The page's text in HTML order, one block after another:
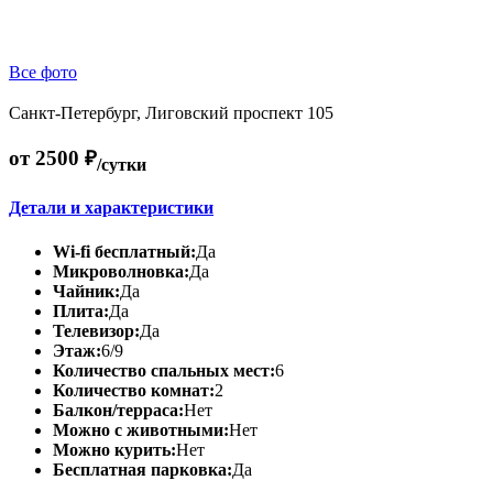
Все фото
Санкт-Петербург, Лиговский проспект 105
от 2500 ₽/сутки
Детали и характеристики
Wi-fi бесплатный:Да
Микроволновка:Да
Чайник:Да
Плита:Да
Телевизор:Да
Этаж:6/9
Количество спальных мест:6
Количество комнат:2
Балкон/терраса:Нет
Можно с животными:Нет
Можно курить:Нет
Бесплатная парковка:Да